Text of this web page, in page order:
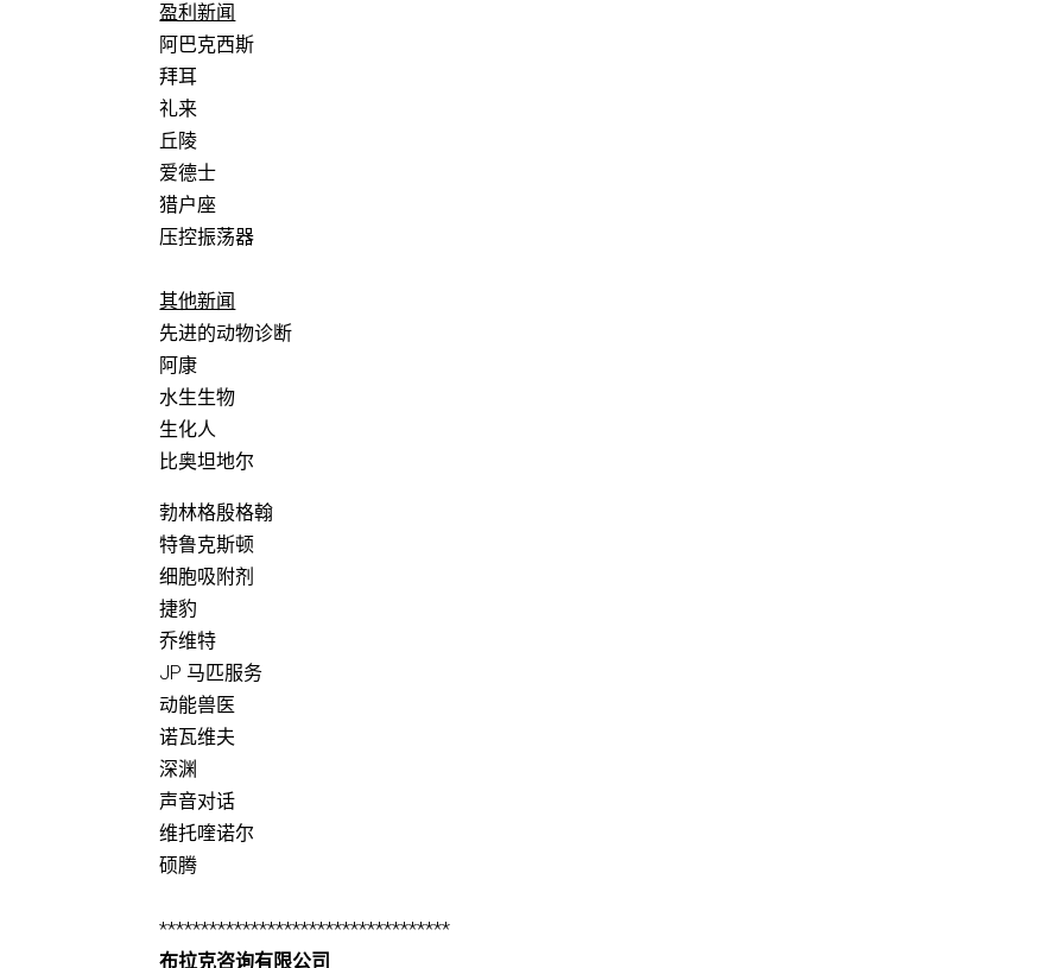
盈利新闻
阿巴克西斯
拜耳
礼来
丘陵
爱德士
猎户座
压控振荡器
其他新闻
先进的动物诊断
阿康
水生生物
生化人
比奥坦地尔
勃林格殷格翰
特鲁克斯顿
细胞吸附剂
捷豹
乔维特
JP 马匹服务
动能兽医
诺瓦维夫
深渊
声音对话
维托喹诺尔
硕腾
***********************************
布拉克咨询有限公司